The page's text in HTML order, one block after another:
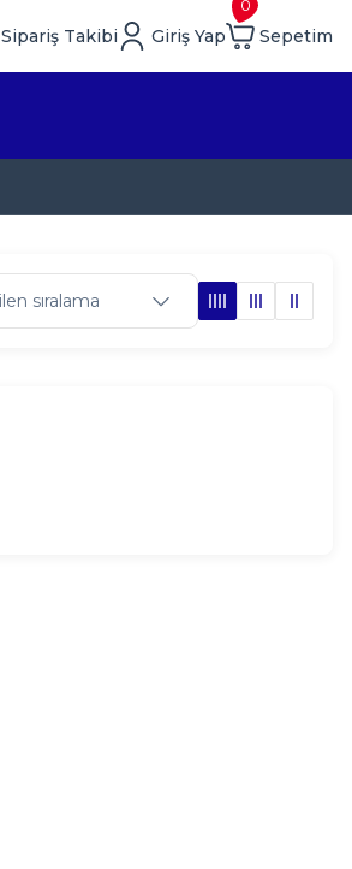
Sipariş Takibi Giriş Yap
0
Sepetim